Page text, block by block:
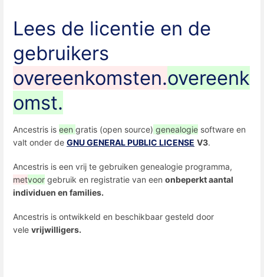
Lees de licentie en de
gebruikers
overeenkomsten.overeenk
omst.
Ancestris is een gratis (open source) genealogie software en
valt onder de GNU GENERAL PUBLIC LICENSE V3.
Ancestris is een vrij te gebruiken genealogie programma,
metvoor gebruik en registratie van een onbeperkt aantal
individuen en families.
Ancestris is ontwikkeld en beschikbaar gesteld door
vele vrijwilligers.